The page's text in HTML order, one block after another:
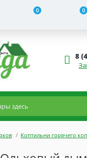
0 0
8
Коптильни горячего